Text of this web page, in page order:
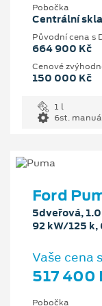
Pobočka
Centrální
Původní cena s
664 900 Kč
Cenové
150 000 Kč
1 l
6st.
Ford
5dveřová,
92 kW/125
Vaše cena
517 400
Pobočka